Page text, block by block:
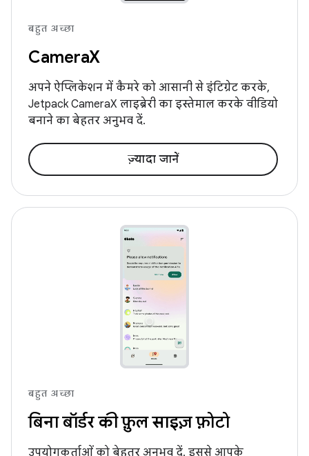
बहुत अच्छा
CameraX
अपने ऐप्लिकेशन में कैमरे को आसानी से इंटिग्रेट करके,
Jetpack CameraX लाइब्रेरी का इस्तेमाल करके वीडियो
बनाने का बेहतर अनुभव दें.
ज़्यादा जानें
बहुत अच्छा
बिना बॉर्डर की फ़ुल साइज़ फ़ोटो
उपयोगकर्ताओं को बेहतर अनुभव दें. इससे आपके